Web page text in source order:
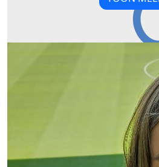
Rogier,
Zet ‘m op, Kiki!!
Hendrik &
Heel veel succes Kiki, flink
Our Team